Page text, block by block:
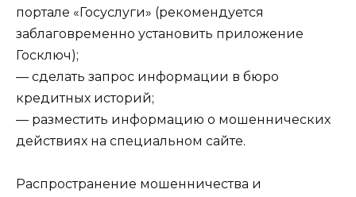
портале «Госуслуги» (рекомендуется
заблаговременно установить приложение
Госключ);
— сделать запрос информации в бюро
кредитных историй;
— разместить информацию о мошеннических
действиях на специальном сайте.
Распространение мошенничества и